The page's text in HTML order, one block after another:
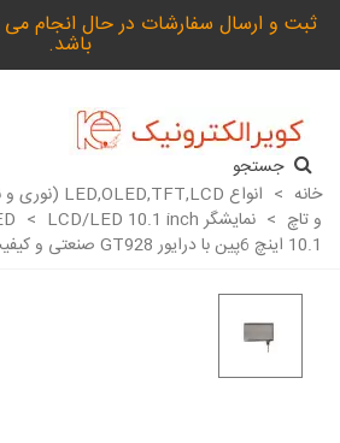
ثبت و ارسال سفارشات در حال انجام
باشد.
جستجو
خانه > انواع LED,OLED,TFT,LCD (نوری و نمایشی)
و تاچ > نمایشگر LCD/LED > LCD/LED 10.1 inch
10.1 اینچ 6پین با درایور GT928 صنعتی و کیفیت بسیار بالا- 10.1 inch